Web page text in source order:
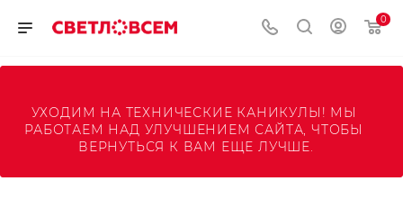
0
УХОДИМ НА ТЕХНИЧЕСКИЕ КАНИКУЛЫ! МЫ
РАБОТАЕМ НАД УЛУЧШЕНИЕМ САЙТА, ЧТОБЫ
ВЕРНУТЬСЯ К ВАМ ЕЩЕ ЛУЧШЕ.